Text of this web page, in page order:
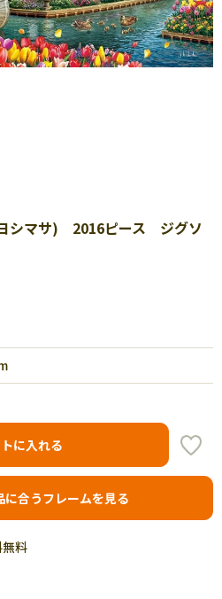
シマサ) 2016ピース ジグソ
に入れる
に合うフレームを見る
料